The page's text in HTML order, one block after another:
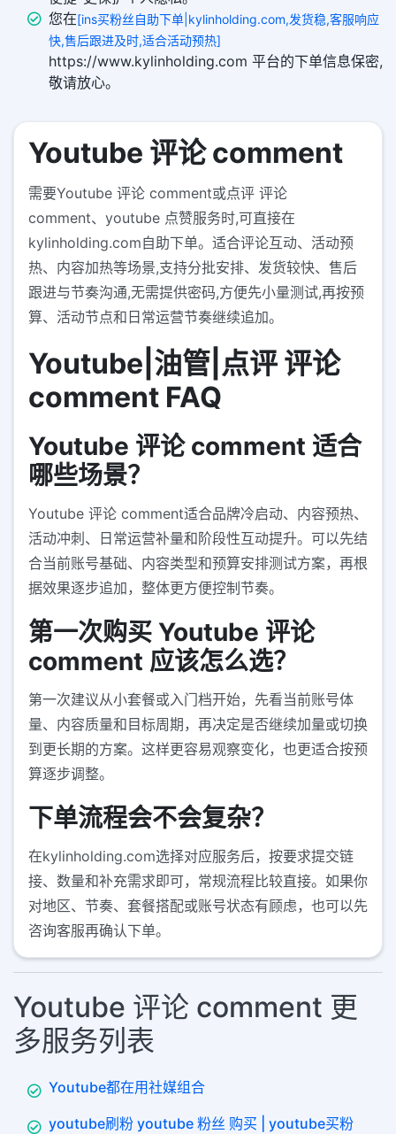
您在[ins买粉丝自助下单|kylinholding.com,发货稳,客服响应
快,售后跟进及时,适合活动预热]
https://www.kylinholding.com 平台的下单信息保密,
敬请放心。
Youtube 评论 comment
需要Youtube 评论 comment或点评 评论
comment、youtube 点赞服务时,可直接在
kylinholding.com自助下单。适合评论互动、活动预
热、内容加热等场景,支持分批安排、发货较快、售后
跟进与节奏沟通,无需提供密码,方便先小量测试,再按预
算、活动节点和日常运营节奏继续追加。
Youtube|油管|点评 评论
comment FAQ
Youtube 评论 comment 适合
哪些场景？
Youtube 评论 comment适合品牌冷启动、内容预热、
活动冲刺、日常运营补量和阶段性互动提升。可以先结
合当前账号基础、内容类型和预算安排测试方案，再根
据效果逐步追加，整体更方便控制节奏。
第一次购买 Youtube 评论
comment 应该怎么选？
第一次建议从小套餐或入门档开始，先看当前账号体
量、内容质量和目标周期，再决定是否继续加量或切换
到更长期的方案。这样更容易观察变化，也更适合按预
算逐步调整。
下单流程会不会复杂？
在kylinholding.com选择对应服务后，按要求提交链
接、数量和补充需求即可，常规流程比较直接。如果你
对地区、节奏、套餐搭配或账号状态有顾虑，也可以先
咨询客服再确认下单。
Youtube 评论 comment 更
多服务列表
Youtube都在用社媒组合
youtube刷粉 youtube 粉丝 购买 | youtube买粉